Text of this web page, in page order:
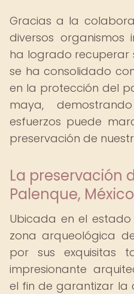
Gracias a la
diversos organismos
ha logrado recuperar
se ha consolidado
en la protección del
maya,
esfuerzos puede
preservación de
La preservación
Palenque, México
Ubicada en el estado
zona arqueológica
por sus exquisitas
impresionante
el fin de garantizar la